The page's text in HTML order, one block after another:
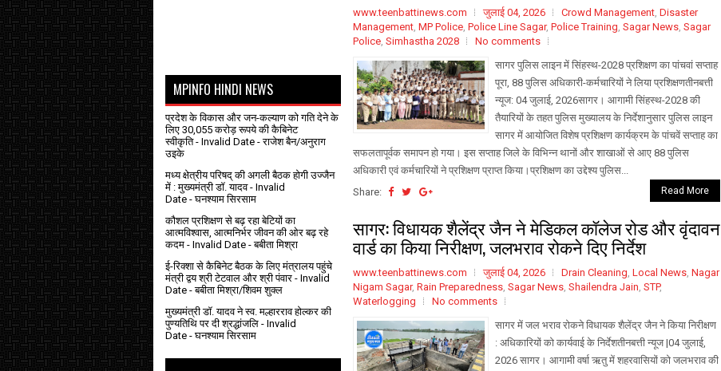
www.teenbattinews.com जुलाई 04, 2026 Crowd Management, Disaster
Management, MP Police, Police Line Sagar, Police Training, Sagar News, Sagar
Police, Simhastha 2028
No comments
सागर पुलिस लाइन में सिंहस्थ-2028 प्रशिक्षण का पांचवां सप्ताह
पूरा, 88 पुलिस अधिकारी-कर्मचारियों ने लिया प्रशिक्षणतीनबत्ती
न्यूज: 04 जुलाई, 2026सागर। आगामी सिंहस्थ-2028 की
तैयारियों के तहत पुलिस मुख्यालय के निर्देशानुसार पुलिस लाइन
सागर में आयोजित विशेष प्रशिक्षण कार्यक्रम के पांचवें सप्ताह का
सफलतापूर्वक समापन हो गया। इस सप्ताह जिले के विभिन्न थानों और शाखाओं से आए 88 पुलिस
अधिकारी एवं कर्मचारियों ने प्रशिक्षण प्राप्त किया।प्रशिक्षण का उद्देश्य पुलिस...
Share:
Read More
सागर: विधायक शैलेंद्र जैन ने मेडिकल कॉलेज रोड और वृंदावन
वार्ड का किया निरीक्षण, जलभराव रोकने दिए निर्देश
www.teenbattinews.com जुलाई 04, 2026 Drain Cleaning, Local News, Nagar
Nigam Sagar, Rain Preparedness, Sagar News, Shailendra Jain, STP,
Waterlogging
No comments
सागर में जल भराव रोकने विधायक शैलेंद्र जैन ने किया निरीक्षण
: अधिकारियों को कार्यवाई के निर्देशतीनबत्ती न्यूज |04 जुलाई,
2026 सागर। आगामी वर्षा ऋतु में शहरवासियों को जलभराव की
MPINFO HINDI NEWS
प्रदेश के विकास और जन-कल्याण को गति देने के
लिए 30,055 करोड़ रूपये की कैबिनेट
स्वीकृति- Invalid Date - राजेश बैन/अनुराग
उइके
मध्य क्षेत्रीय परिषद् की अगली बैठक होगी उज्जैन
में : मुख्यमंत्री डॉ. यादव- Invalid
Date - घनश्याम सिरसाम
कौशल प्रशिक्षण से बढ़ रहा बेटियों का
आत्मविश्वास, आत्मनिर्भर जीवन की ओर बढ़ रहे
कदम - Invalid Date - बबीता मिश्रा
ई-रिक्शा से कैबिनेट बैठक के लिए मंत्रालय पहुंचे
मंत्री द्वय श्री टेटवाल और श्री पंवार - Invalid
Date - बबीता मिश्रा/शिवम शुक्ल
मुख्यमंत्री डॉ. यादव ने स्व. मल्हारराव होल्कर की
पुण्यतिथि पर दी श्रद्धांजलि - Invalid
Date - घनश्याम सिरसाम